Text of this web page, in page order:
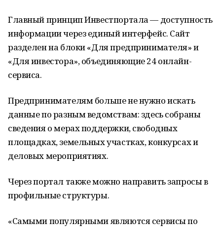
Главный принцип Инвестпортала — доступность
информации через единый интерфейс. Сайт
разделен на блоки «Для предпринимателя» и
«Для инвестора», объединяющие 24 онлайн-
сервиса.
Предпринимателям больше не нужно искать
данные по разным ведомствам: здесь собраны
сведения о мерах поддержки, свободных
площадках, земельных участках, конкурсах и
деловых мероприятиях.
Через портал также можно направить запросы в
профильные структуры.
«Самыми популярными являются сервисы по